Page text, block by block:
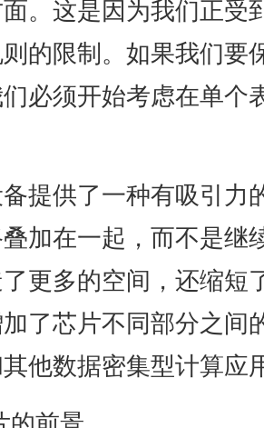
。这是因为我们正受
的限制。如果我们要
必须开始考虑在单个
提供了一种有吸引力
加在一起，而不是继
更多的空间，还缩短
了芯片不同部分之间
他数据密集型计算应